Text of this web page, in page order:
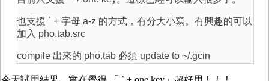
也支援 ` + 字母 a-z 的方式，有分大小寫。有興趣的可以
加入 pho.tab.src
compile 出來的 pho.tab 必須 update to ~/.gcin